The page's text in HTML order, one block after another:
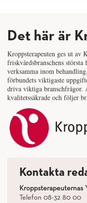
Det här är
Kroppsterapeuten ges ut av
friskvårdsbranschens
verksamma inom
förbundets viktigaste
driva viktiga branschfrågor.
kvalitetssäkrade och följer
Kontakta
Kroppsterapeuternas
Telefon 08-32 80 00